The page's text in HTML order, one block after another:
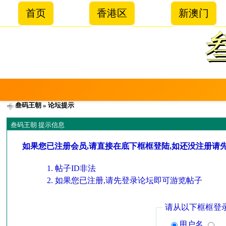
首页 香港区 新澳门
叁码王朝 » 论坛提示
叁码王朝 提示信息
如果您已注册会员,请直接在底下框框登陆,如还没注册请
帖子ID非法
如果您已注册,请先登录论坛即可游览帖子
请从以下框框登
用户名